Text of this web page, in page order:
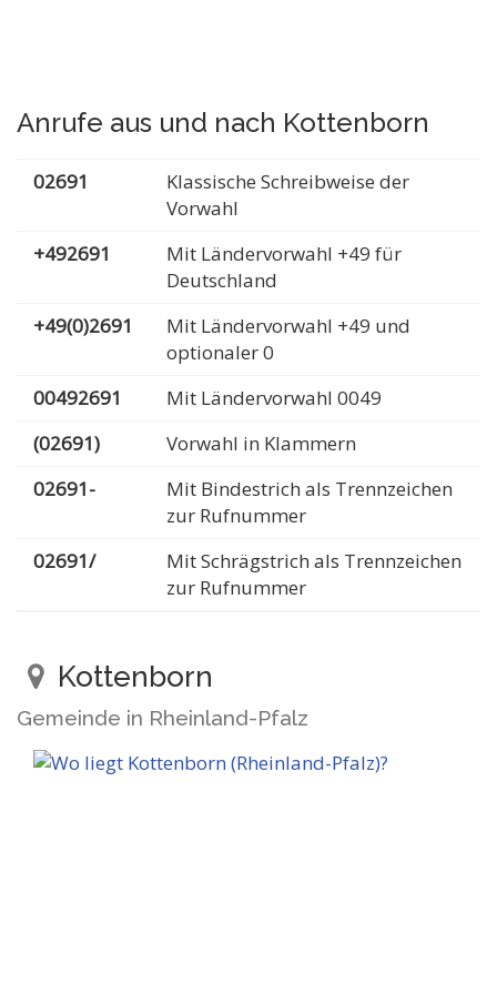
Anrufe aus und nach Kottenborn
02691
Klassische Schreibweise der
Vorwahl
+492691
Mit Ländervorwahl +49 für
Deutschland
+49(0)2691
Mit Ländervorwahl +49 und
optionaler 0
00492691
Mit Ländervorwahl 0049
(02691)
Vorwahl in Klammern
02691-
Mit Bindestrich als Trennzeichen
zur Rufnummer
02691/
Mit Schrägstrich als Trennzeichen
zur Rufnummer
Kottenborn
Gemeinde in Rheinland-Pfalz